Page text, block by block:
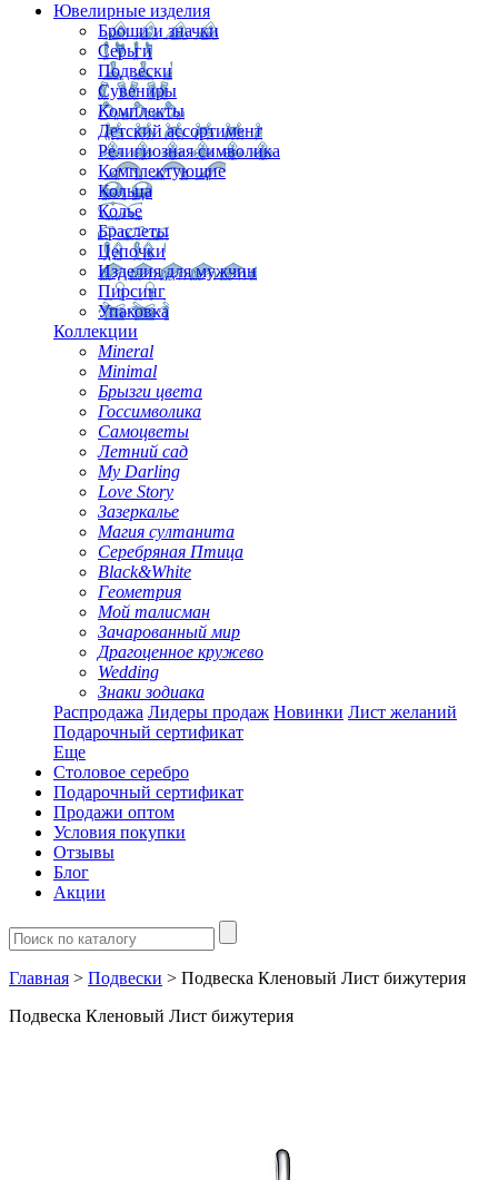
Ювелирные изделия
Броши и значки
Серьги
Подвески
Сувениры
Комплекты
Детский ассортимент
Религиозная символика
Комплектующие
Кольца
Колье
Браслеты
Цепочки
Изделия для мужчин
Пирсинг
Упаковка
Коллекции
Mineral
Minimal
Брызги цвета
Госсимволика
Самоцветы
Летний сад
My Darling
Love Story
Зазеркалье
Магия султанита
Серебряная Птица
Black&White
Геометрия
Мой талисман
Зачарованный мир
Драгоценное кружево
Wedding
Знаки зодиака
Распродажа Лидеры продаж Новинки Лист желаний
Подарочный сертификат
Еще
Столовое серебро
Подарочный сертификат
Продажи оптом
Условия покупки
Отзывы
Блог
Акции
Главная > Подвески > Подвеска Кленовый Лист бижутерия
Подвеска Кленовый Лист бижутерия